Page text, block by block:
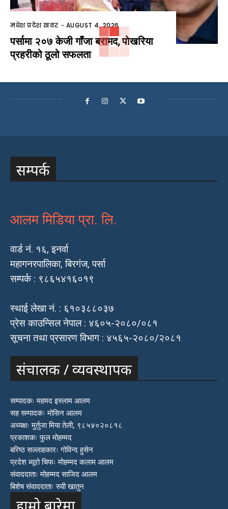
मधेश प्रदेश खवर - AUGUST 4, 2026
पर्सामा २०७ केजी गाँजा बरामद, पोखरिया
प्रहरीको ठूलो सफलता
सम्पर्क
आलम मिडिया प्रा. लि.
वार्ड नं. १६, इनर्वा
महागनरपालिका, बिरगंज, पर्सा
सम्पर्क : ९८६५४१६०१९
स्थाई लेखा नं. : ६१०३८८०३७
प्रेस काउन्सिल नेपाल : ४६०५-२०८०/०८१
सूचना तथा प्रसारण विभाग : ४५६५-२०८०/२०८१
संचालक / व्यवस्थापक
सम्पादकः महमद इस्लाम आलम
सह सम्पादकः मोसिन आलम
अध्यक्षः मुर्तुजा मिया तेली, ९८५४०२०८१८
प्रकाशकः फुल मोहम्मद
बरिष्ठ सल्लाहकारः गोविन्द हुसेन
प्रदेश ब्यूरो चिफः मोहम्मद कलाम आलम
संवाददाताः मोहम्मद साजिद आलम
बिशेष संवाददाताः रुवी खातुन